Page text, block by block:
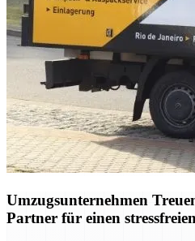
Umzugsunternehmen
Partner für einen